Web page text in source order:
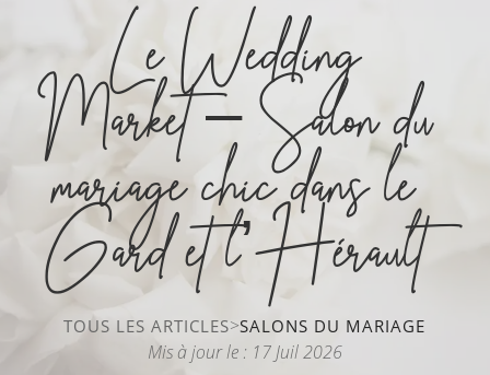
Le Wedding
Market – Salon du
mariage chic dans le
Gard et l’Hérault
TOUS LES ARTICLES>SALONS DU MARIAGE
Mis à jour le : 17 Juil 2026